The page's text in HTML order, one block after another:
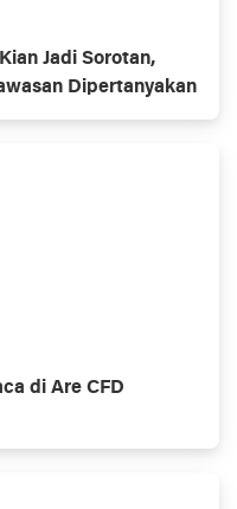
Jadi Sorotan,
Dipertanyakan
di Are CFD